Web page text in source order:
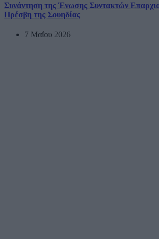
Συνάντηση της Ένωσης Συντακτών
Πρέσβη της Σουηδίας
7 Μαΐου 2026